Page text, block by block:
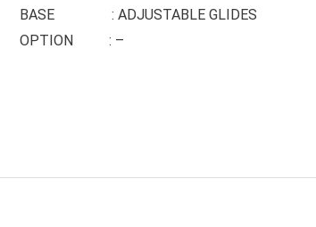
BASE : ADJUSTABLE GLIDES
OPTION : –